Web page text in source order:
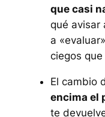
que casi
qué avisar
a
ciegos
El cambio
encima el
te